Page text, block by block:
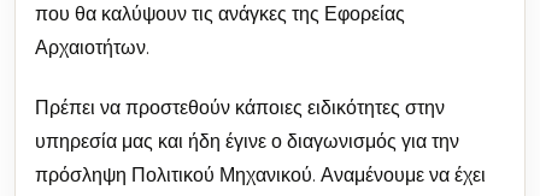
που θα καλύψουν τις ανάγκες της Εφορείας
Αρχαιοτήτων.
Πρέπει να προστεθούν κάποιες ειδικότητες στην
υπηρεσία μας και ήδη έγινε ο διαγωνισμός για την
πρόσληψη Πολιτικού Μηχανικού. Αναμένουμε να έχει